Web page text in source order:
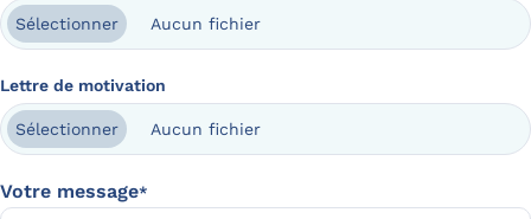
Sélectionner Aucun fichier
Lettre de motivation
Sélectionner Aucun fichier
Votre message*